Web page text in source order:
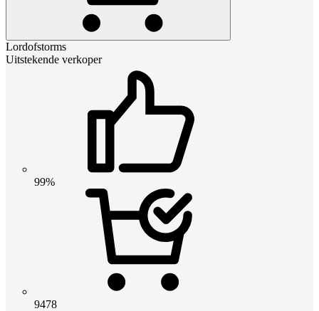
Lordofstorms
Uitstekende verkoper
99%
9478